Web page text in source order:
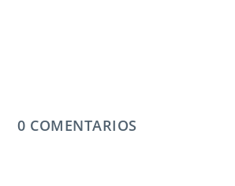
0 COMENTARIOS